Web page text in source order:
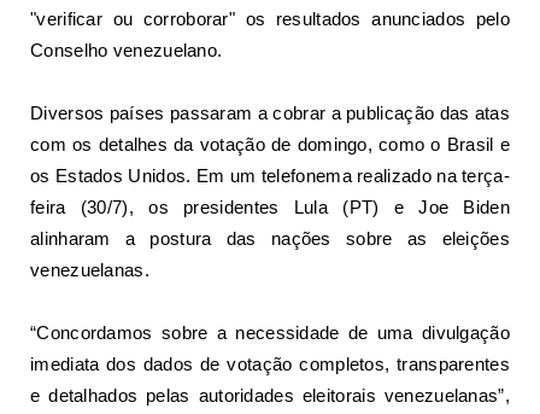
"verificar ou corroborar" os resultados anunciados pelo
Conselho venezuelano.
Diversos países passaram a cobrar a publicação das atas
com os detalhes da votação de domingo, como o Brasil e
os Estados Unidos. Em um telefonema realizado na terça-
feira (30/7), os presidentes Lula (PT) e Joe Biden
alinharam a postura das nações sobre as eleições
venezuelanas.
“Concordamos sobre a necessidade de uma divulgação
imediata dos dados de votação completos, transparentes
e detalhados pelas autoridades eleitorais venezuelanas”,